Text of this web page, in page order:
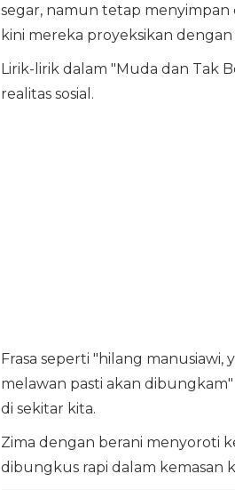
segar, namun tetap
kini mereka proyeksikan
Lirik-lirik dalam "Muda dan Tak
realitas sosial.
Frasa seperti "hilang
melawan pasti akan
di sekitar kita.
Zima dengan berani menyoroti
dibungkus rapi dalam kemasan